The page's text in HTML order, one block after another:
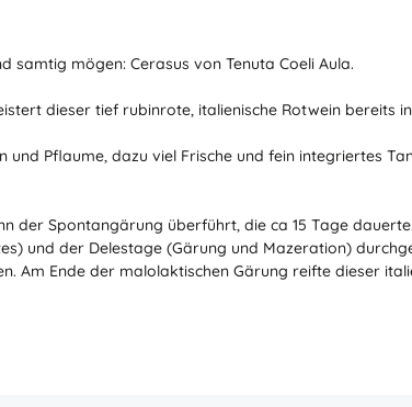
samtig mögen: Cerasus von Tenuta Coeli Aula.
dieser tief rubinrote, italienische Rotwein bereits
Pflaume, dazu viel Frische und fein integriertes
der Spontangärung überführt, die ca 15 Tage
und der Delestage (Gärung und Mazeration)
Am Ende der malolaktischen Gärung reifte dieser